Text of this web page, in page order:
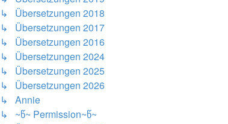
↳ Übersetzungen 2018
↳ Übersetzungen 2017
↳ Übersetzungen 2016
↳ Übersetzungen 2024
↳ Übersetzungen 2025
↳ Übersetzungen 2026
↳ Annie
↳ ~წ~ Permission~წ~